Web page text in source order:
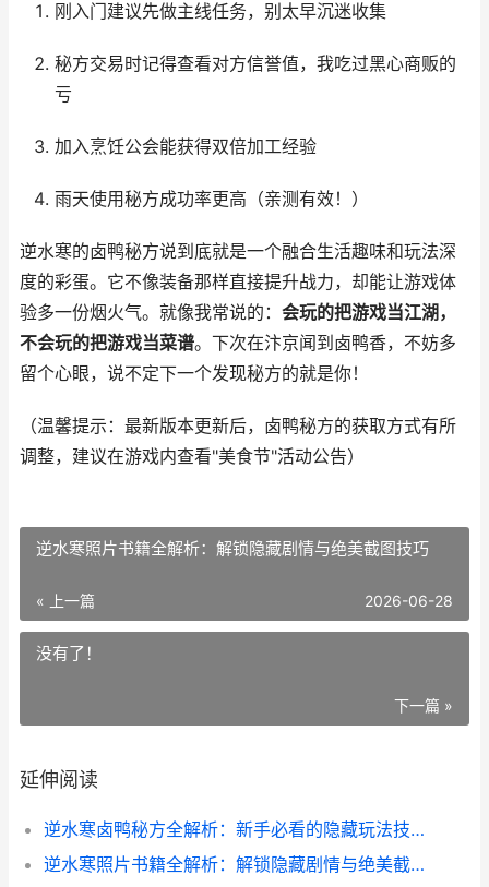
刚入门建议先做主线任务，别太早沉迷收集
秘方交易时记得查看对方信誉值，我吃过黑心商贩的
亏
加入烹饪公会能获得双倍加工经验
雨天使用秘方成功率更高（亲测有效！）
逆水寒的卤鸭秘方说到底就是一个融合生活趣味和玩法深
度的彩蛋。它不像装备那样直接提升战力，却能让游戏体
验多一份烟火气。就像我常说的： 会玩的把游戏当江湖，
不会玩的把游戏当菜谱。下次在汴京闻到卤鸭香，不妨多
留个心眼，说不定下一个发现秘方的就是你！
（温馨提示：最新版本更新后，卤鸭秘方的获取方式有所
调整，建议在游戏内查看"美食节"活动公告）
逆水寒照片书籍全解析：解锁隐藏剧情与绝美截图技巧
« 上一篇 2026-06-28
没有了！
下一篇 »
延伸阅读
逆水寒卤鸭秘方全解析：新手必看的隐藏玩法技巧
逆水寒照片书籍全解析：解锁隐藏剧情与绝美截图技巧